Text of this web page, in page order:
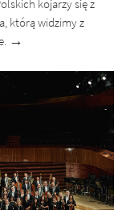
kojarzy się z
którą widzimy z